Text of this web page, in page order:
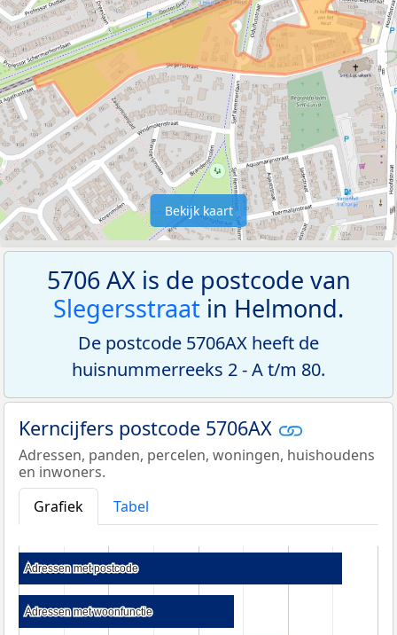
Bekijk kaart
5706 AX is de postcode van
Slegersstraat in Helmond.
De postcode 5706AX heeft de
huisnummerreeks 2 - A t/m 80.
Kerncijfers postcode 5706AX
Adressen, panden, percelen, woningen, huishoudens
en inwoners.
Grafiek
Tabel
Adressen met postcode
Adressen met postcode
Adressen met woonfunctie
Adressen met woonfunctie